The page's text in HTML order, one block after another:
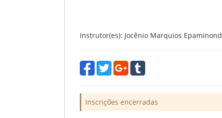
Instrutor(es): Jocênio Marquios
Inscrições encerradas